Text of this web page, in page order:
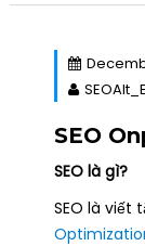
SEO
SEO là gì?
SEO là viết